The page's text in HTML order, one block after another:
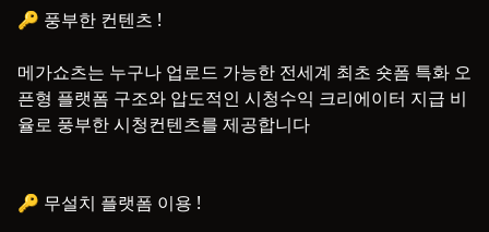
🔑 풍부한 컨텐츠 !
메가쇼츠는 누구나 업로드 가능한 전세계 최초 숏폼 특화 오
픈형 플랫폼 구조와 압도적인 시청수익 크리에이터 지급 비
율로 풍부한 시청컨텐츠를 제공합니다
🔑 무설치 플랫폼 이용 !